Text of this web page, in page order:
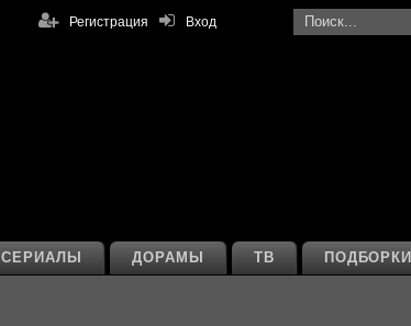
Вход
Регистрация
ПОДБОРКИ
ТВ
ДОРАМЫ
СЕРИАЛЫ